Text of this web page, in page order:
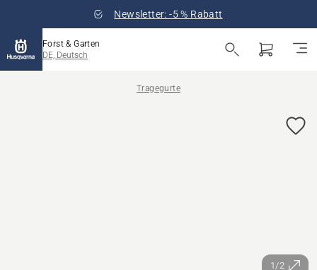
Newsletter: -5 % Rabatt
Forst & Garten
DE, Deutsch
Tragegurte
1/2